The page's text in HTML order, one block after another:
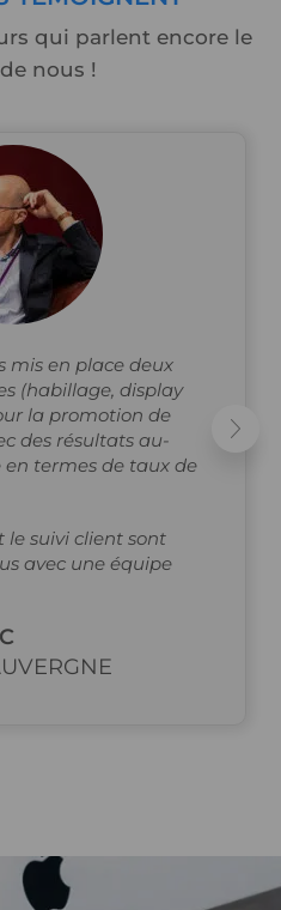
qui parlent encore le
nous !
mis en place deux
(habillage, display
la promotion de
des résultats au-
en termes de taux de
le suivi client sont
avec une équipe